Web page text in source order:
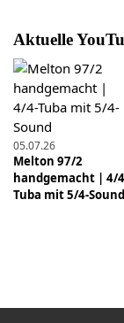
16.02.2020
Vier Ventile
Pedaltöne auf
06.04.2019
Schwierige
der
Aktuelle
05.07.26
Melton 97/2
handgemacht | 4/
Tuba mit 5/4-Sound